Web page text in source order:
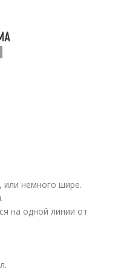
или немного шире.
на одной линии от